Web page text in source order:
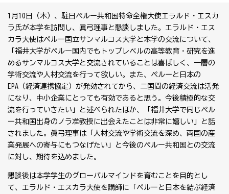
1月10日（木）、駐日ペルー共和国特命全権大使エラルド・エスカ
ラ氏が本学を訪問し、眞弓理事と懇談しました。エラルド・エス
カラ大使はペルー国立サンマルコス大学と本学の交流について、
「福井大学がペルー国内でもトップレベルの高等教育・研究を進
めるサンマルコス大学と交流されていることは喜ばしく、一層の
学術交流や人材交流を行って欲しい。また、ペルーと日本の
EPA（経済連携協定）が発効されてから、二国間の経済交流は活発
になり、中小企業にとっても有効であると思う。今後積極的な交
流を行っていきたい」と述べられたほか、「福井大学で同じペル
ー共和国出身のノラ准教授に出会えたことは非常に嬉しい」と話
されました。眞弓理事は「人材交流や学術交流を深め、両国の産
業発展への寄与にもつなげたい」と今後のペルー共和国との交流
に対し、期待を込めました。
懇談後は本学学生のグローバルマインドを育むことを目的とし
て、エラルド・エスカラ大使を講師に「ペルーと日本を結ぶ経済